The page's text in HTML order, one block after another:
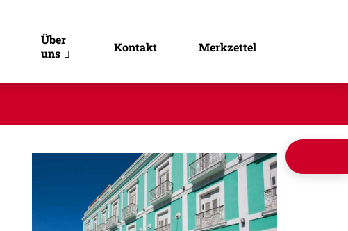
Über
uns
Kontakt Merkzettel